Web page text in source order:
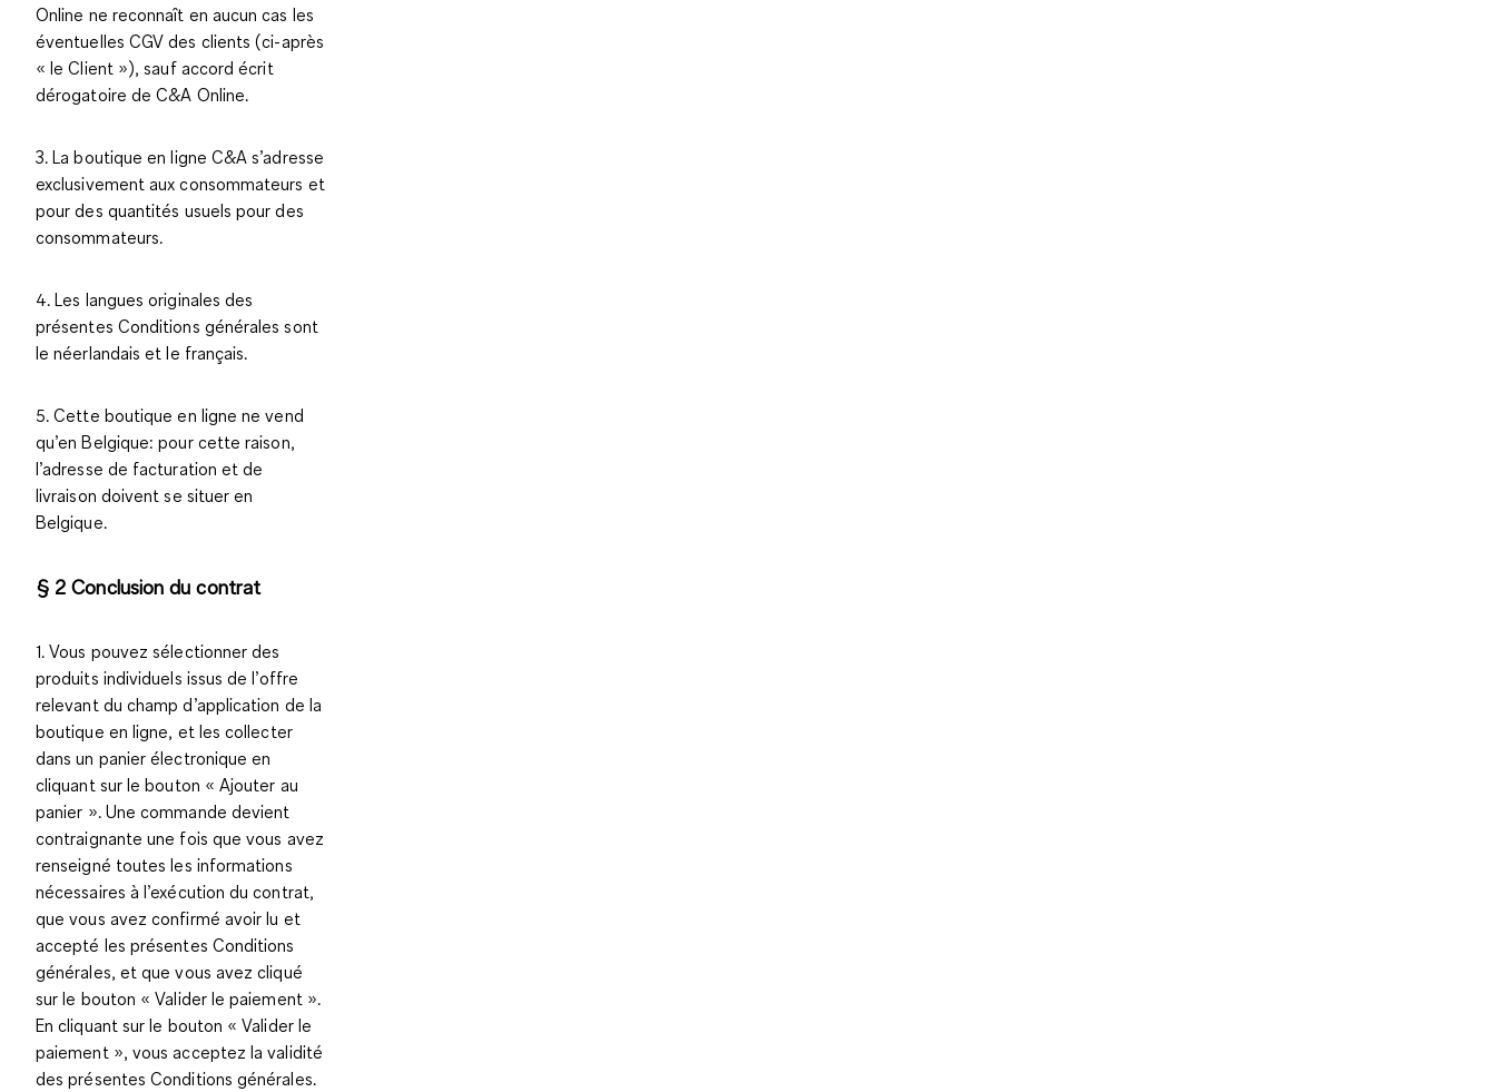
Online ne reconnaît en aucun cas les
éventuelles CGV des clients (ci-après
« le Client »), sauf accord écrit
dérogatoire de C&A Online.
3. La boutique en ligne C&A s’adresse
exclusivement aux consommateurs et
pour des quantités usuels pour des
consommateurs.
4. Les langues originales des
présentes Conditions générales sont
le néerlandais et le français.
5. Cette boutique en ligne ne vend
qu’en Belgique: pour cette raison,
l’adresse de facturation et de
livraison doivent se situer en
Belgique.
§ 2 Conclusion du contrat
1. Vous pouvez sélectionner des
produits individuels issus de l’offre
relevant du champ d’application de la
boutique en ligne, et les collecter
dans un panier électronique en
cliquant sur le bouton « Ajouter au
panier ». Une commande devient
contraignante une fois que vous avez
renseigné toutes les informations
nécessaires à l’exécution du contrat,
que vous avez confirmé avoir lu et
accepté les présentes Conditions
générales, et que vous avez cliqué
sur le bouton « Valider le paiement ».
En cliquant sur le bouton « Valider le
paiement », vous acceptez la validité
des présentes Conditions générales.